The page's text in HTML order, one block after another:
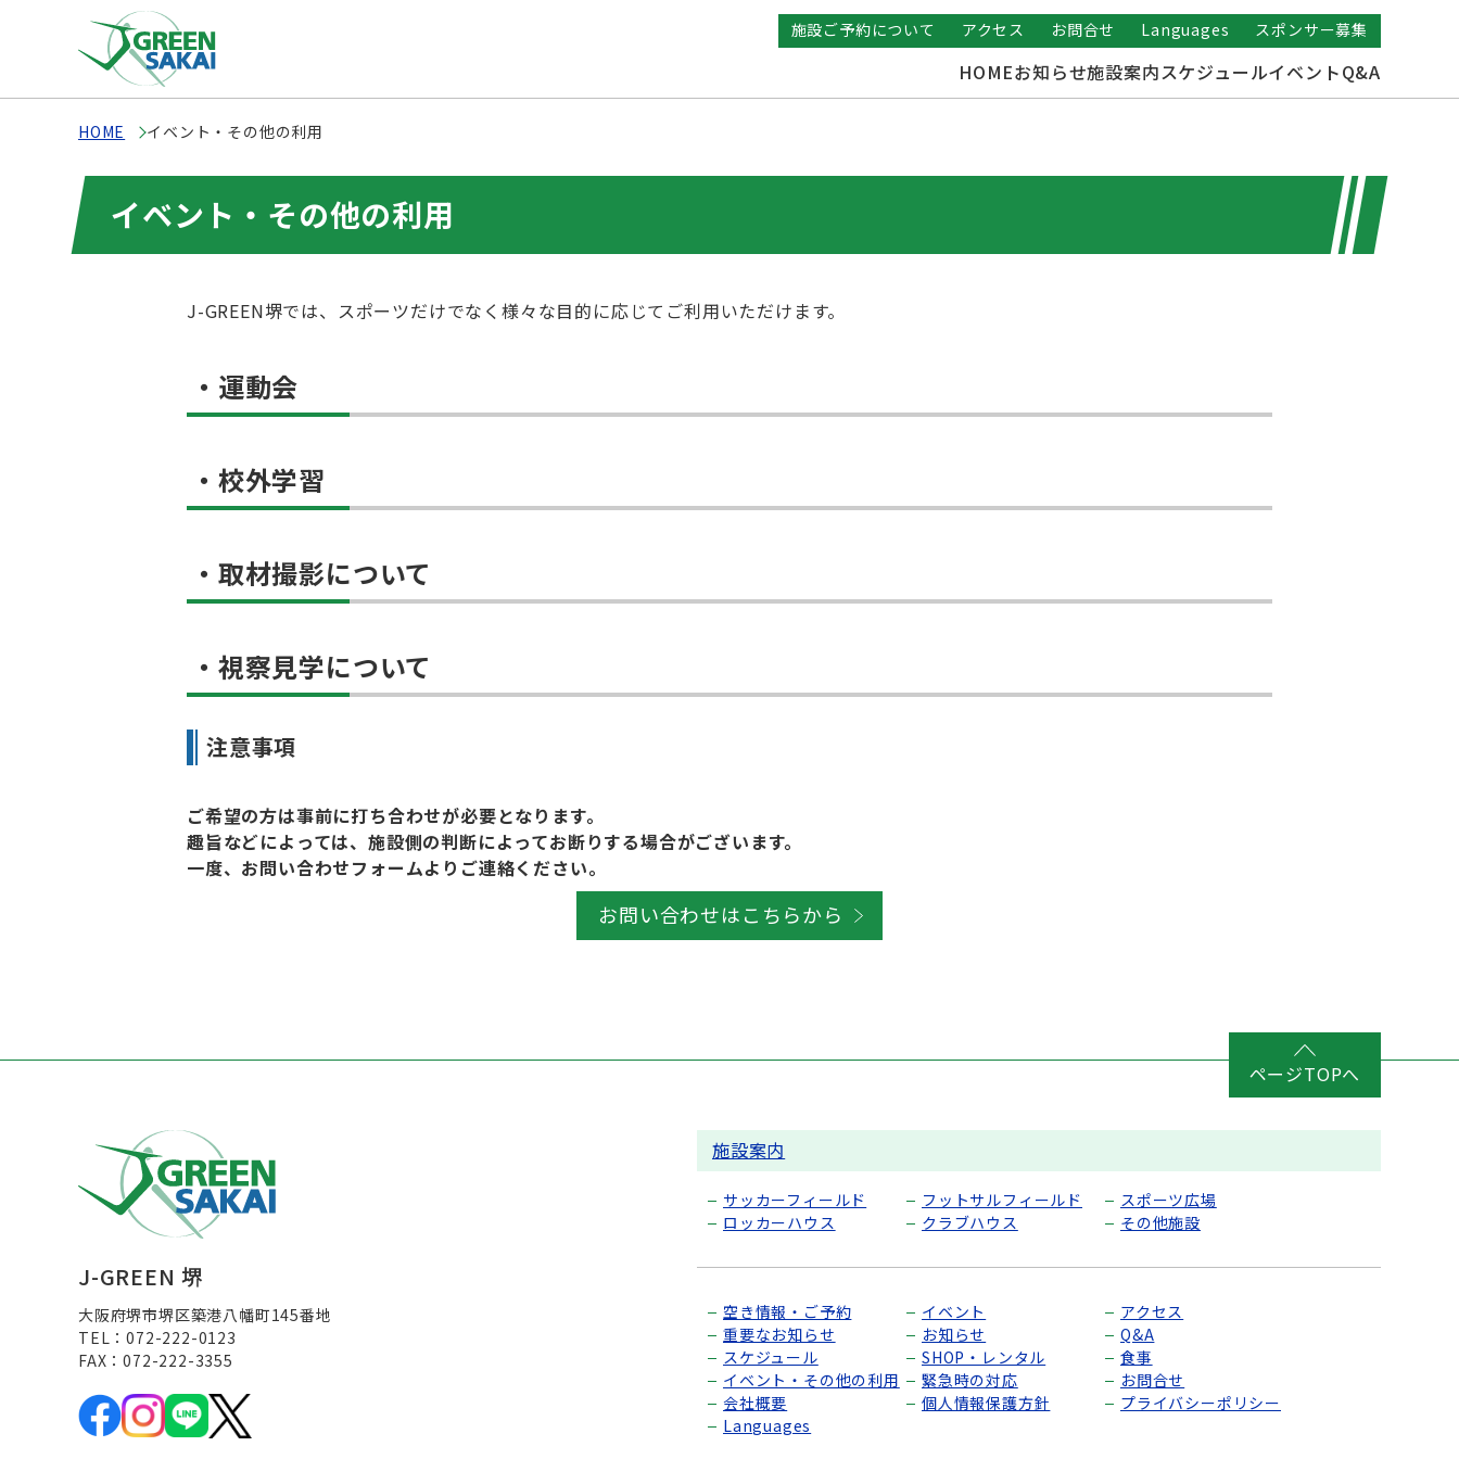
施設ご予約について アクセス お問合せ Languages スポンサー募集
HOMEお知らせ施設案内スケジュールイベントQ&A
HOME イベント・その他の利用
イベント・その他の利用
J-GREEN堺では、スポーツだけでなく様々な目的に応じてご利用いただけます。
・運動会
・校外学習
・取材撮影について
・視察見学について
注意事項
ご希望の方は事前に打ち合わせが必要となります。
趣旨などによっては、施設側の判断によってお断りする場合がございます。
一度、お問い合わせフォームよりご連絡ください。
お問い合わせはこちらから
ページTOPへ
J-GREEN 堺
大阪府堺市堺区築港八幡町145番地
TEL：072-222-0123
FAX：072-222-3355
施設案内
サッカーフィールド フットサルフィールド
スポーツ広場
ロッカーハウス
クラブハウス その他施設
空き情報・ご予約 イベント
アクセス
重要なお知らせ
お知らせ
Q&A
スケジュール
SHOP・レンタル
食事
イベント・その他の利用
緊急時の対応
お問合せ
会社概要
個人情報保護方針
プライバシーポリシー
Languages